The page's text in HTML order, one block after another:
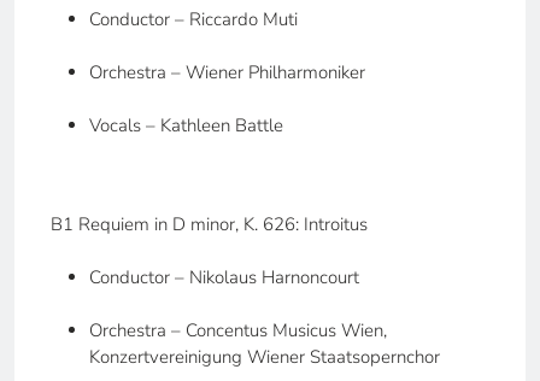
Conductor – Riccardo Muti
Orchestra – Wiener Philharmoniker
Vocals – Kathleen Battle
B1 Requiem in D minor, K. 626: Introitus
Conductor – Nikolaus Harnoncourt
Orchestra – Concentus Musicus Wien,
Konzertvereinigung Wiener Staatsopernchor